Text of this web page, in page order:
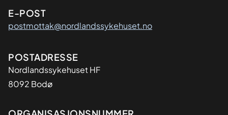
E-POST
postmottak@nordlandssykehuset.no
Adresse
POSTADRESSE
Nordlandssykehuset HF
8092 Bodø